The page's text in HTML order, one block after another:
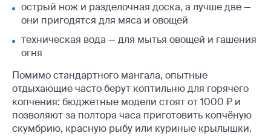
острый нож и разделочная доска, а лучше две —
они пригодятся для мяса и овощей
техническая вода — для мытья овощей и гашения
огня
Помимо стандартного мангала, опытные
отдыхающие часто берут коптильню для горячего
копчения: бюджетные модели стоят от 1000 ₽ и
позволяют за полтора часа приготовить копчёную
скумбрию, красную рыбу или куриные крылышки.